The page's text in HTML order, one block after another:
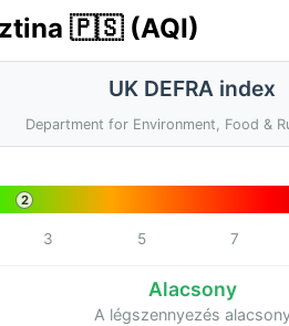
🇵🇸 (AQI)
UK DEFRA index
Department for Environment, Food &
2
3 5 7
Alacsony
A légszennyezés